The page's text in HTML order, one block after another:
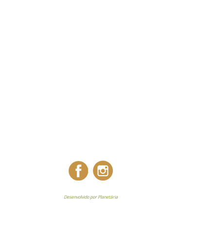
Desenvolvido por Planetária